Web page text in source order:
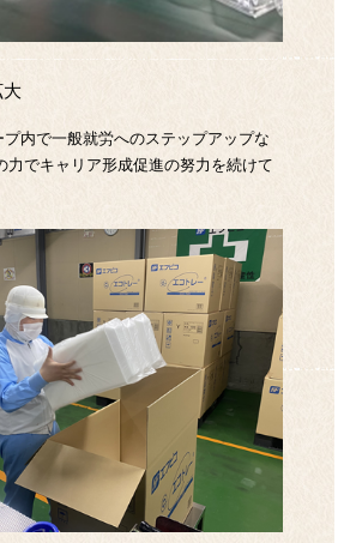
大
プ内で一般就労へのステップアップな
力でキャリア形成促進の努力を続けて